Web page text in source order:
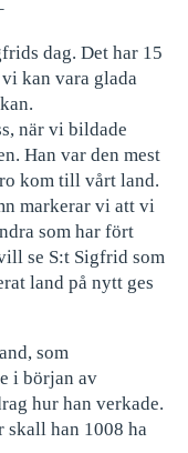
dag. Det har 15
kan vara glada
när vi bildade
Han var den mest
kom till vårt land.
markerar vi att vi
som har fört
se S:t Sigfrid som
land på nytt ges
som
i början av
hur han verkade.
skall han 1008 ha